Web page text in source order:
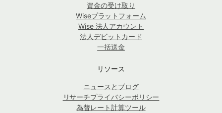
資金の受け取り
Wiseプラットフォーム
Wise 法人アカウント
法人デビットカード
一括送金
リソース
ニュースとブログ
リサーチプライバシーポリシー
為替レート計算ツール